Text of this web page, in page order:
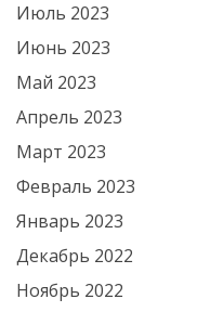
Июль 2023
Июнь 2023
Май 2023
Апрель 2023
Март 2023
Февраль 2023
Январь 2023
Декабрь 2022
Ноябрь 2022